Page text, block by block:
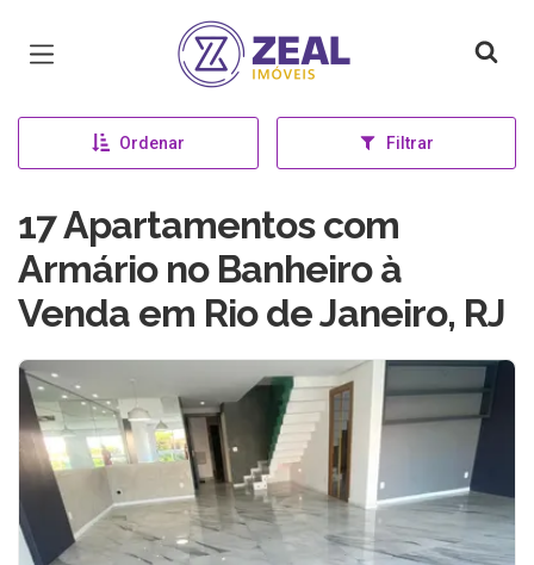
Página inicial
Ordenar Filtrar
17 Apartamentos com
Armário no Banheiro à
Venda em Rio de Janeiro, RJ